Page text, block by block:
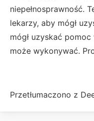
niepełnosprawność.
lekarzy, aby mógł
mógł uzyskać
może wykonywać.
Przetłumaczono z